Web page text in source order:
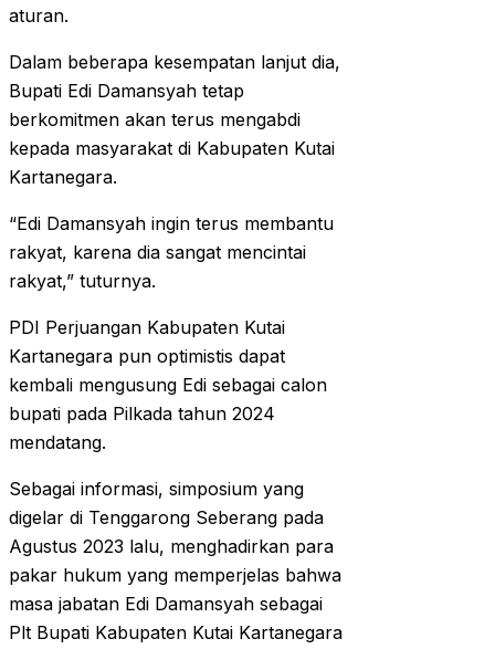
aturan.
Dalam beberapa kesempatan lanjut dia,
Bupati Edi Damansyah tetap
berkomitmen akan terus mengabdi
kepada masyarakat di Kabupaten Kutai
Kartanegara.
“Edi Damansyah ingin terus membantu
rakyat, karena dia sangat mencintai
rakyat,” tuturnya.
PDI Perjuangan Kabupaten Kutai
Kartanegara pun optimistis dapat
kembali mengusung Edi sebagai calon
bupati pada Pilkada tahun 2024
mendatang.
Sebagai informasi, simposium yang
digelar di Tenggarong Seberang pada
Agustus 2023 lalu, menghadirkan para
pakar hukum yang memperjelas bahwa
masa jabatan Edi Damansyah sebagai
Plt Bupati Kabupaten Kutai Kartanegara